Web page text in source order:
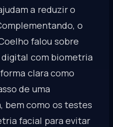
a reduzir o
o
falou sobre
com biometria
clara como
de uma
bem como os testes
facial para evitar